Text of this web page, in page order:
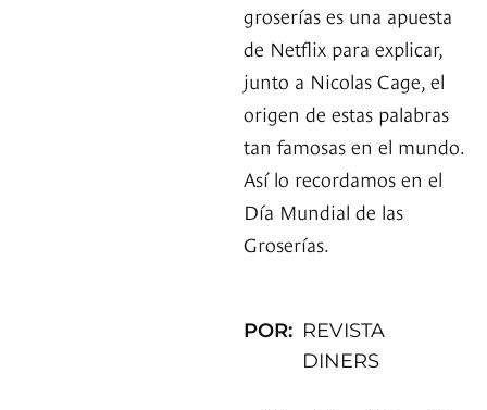
groserías es una apuesta
de Netflix para explicar,
junto a Nicolas Cage, el
origen de estas palabras
tan famosas en el mundo.
Así lo recordamos en el
Día Mundial de las
Groserías.
POR: REVISTA
DINERS